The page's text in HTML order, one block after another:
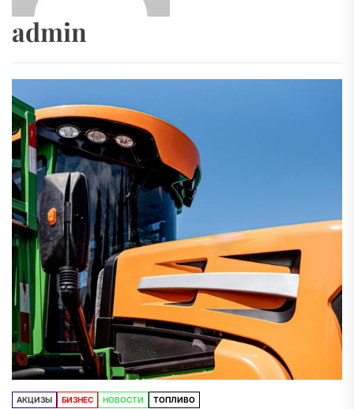
admin
АКЦИЗЫ БИЗНЕС НОВОСТИ ТОПЛИВО